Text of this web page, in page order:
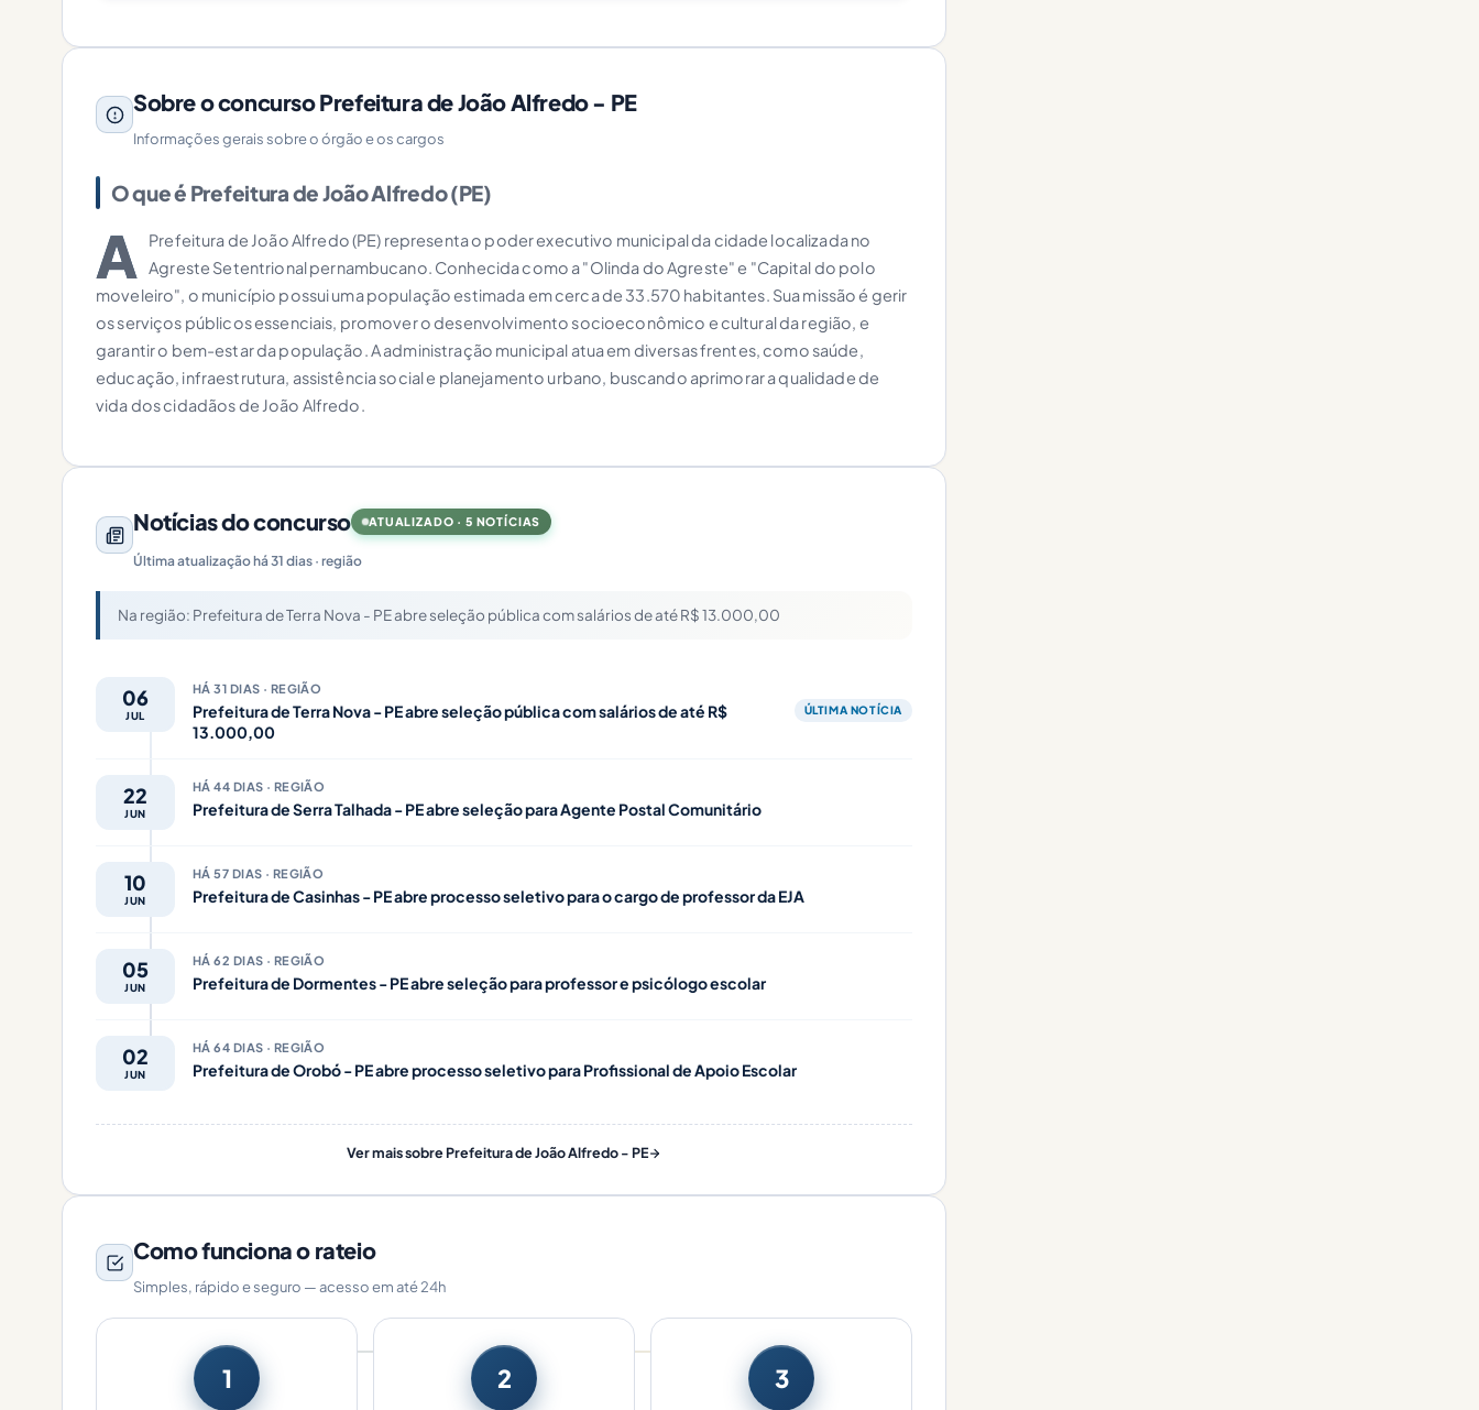
Sobre o concurso Prefeitura de João Alfredo - PE
Informações gerais sobre o órgão e os cargos
O que é Prefeitura de João Alfredo (PE)
A
Prefeitura de João Alfredo (PE) representa o poder executivo municipal da cidade localizada no
Agreste Setentrional pernambucano. Conhecida como a "Olinda do Agreste" e "Capital do polo
moveleiro", o município possui uma população estimada em cerca de 33.570 habitantes. Sua missão é gerir
os serviços públicos essenciais, promover o desenvolvimento socioeconômico e cultural da região, e
garantir o bem-estar da população. A administração municipal atua em diversas frentes, como saúde,
educação, infraestrutura, assistência social e planejamento urbano, buscando aprimorar a qualidade de
vida dos cidadãos de João Alfredo.
Notícias do concurso ATUALIZADO · 5 NOTÍCIAS
Última atualização há 31 dias · região
Na região: Prefeitura de Terra Nova - PE abre seleção pública com salários de até R$ 13.000,00
06
JUL
HÁ 31 DIAS · REGIÃO
Prefeitura de Terra Nova - PE abre seleção pública com salários de até R$
13.000,00
ÚLTIMA NOTÍCIA
22
JUN
HÁ 44 DIAS · REGIÃO
Prefeitura de Serra Talhada - PE abre seleção para Agente Postal Comunitário
10
JUN
HÁ 57 DIAS · REGIÃO
Prefeitura de Casinhas - PE abre processo seletivo para o cargo de professor da EJA
05
JUN
HÁ 62 DIAS · REGIÃO
Prefeitura de Dormentes - PE abre seleção para professor e psicólogo escolar
02
JUN
HÁ 64 DIAS · REGIÃO
Prefeitura de Orobó - PE abre processo seletivo para Profissional de Apoio Escolar
Ver mais sobre Prefeitura de João Alfredo - PE
Como funciona o rateio
Simples, rápido e seguro — acesso em até 24h
1 2 3